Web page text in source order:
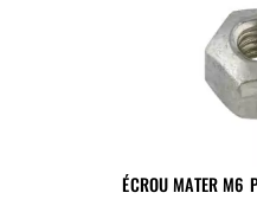
ÉCROU MATER M6